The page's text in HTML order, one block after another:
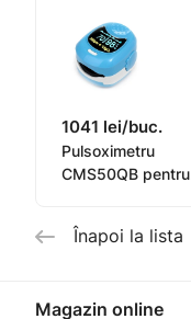
1041 lei/buc.
Pulsoximetru
CMS50QB pentru
Înapoi la lista
Magazin online